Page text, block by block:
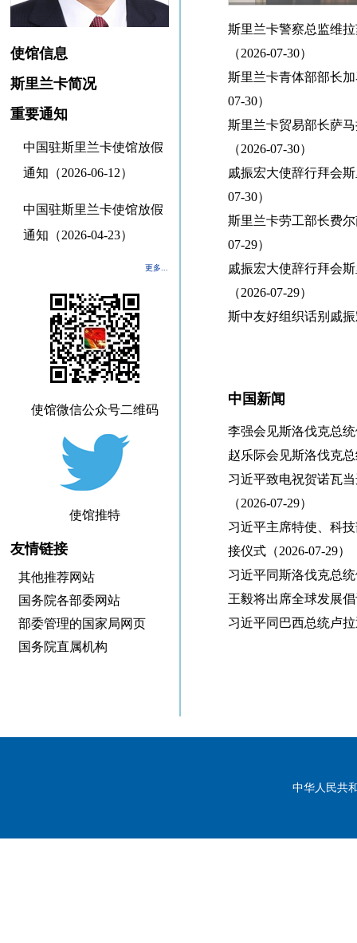
使馆信息
斯里兰卡简况
重要通知
中国驻斯里兰卡使馆放假
通知（2026-06-12）
中国驻斯里兰卡使馆放假
通知（2026-04-23）
更多...
使馆微信公众号二维码
使馆推特
友情链接
其他推荐网站
国务院各部委网站
部委管理的国家局网页
国务院直属机构
斯里兰卡警察总监维
（2026-07-30）
斯里兰卡青体部部长
07-30）
斯里兰卡贸易部长萨
（2026-07-30）
戚振宏大使辞行拜会
07-30）
斯里兰卡劳工部长费
07-29）
戚振宏大使辞行拜会
（2026-07-29）
斯中友好组织话别戚
中国新闻
李强会见斯洛伐克总
赵乐际会见斯洛伐克
习近平致电祝贺诺瓦
（2026-07-29）
习近平主席特使、科
接仪式（2026-07-29）
习近平同斯洛伐克总
王毅将出席全球发展
习近平同巴西总统卢
中华人民共